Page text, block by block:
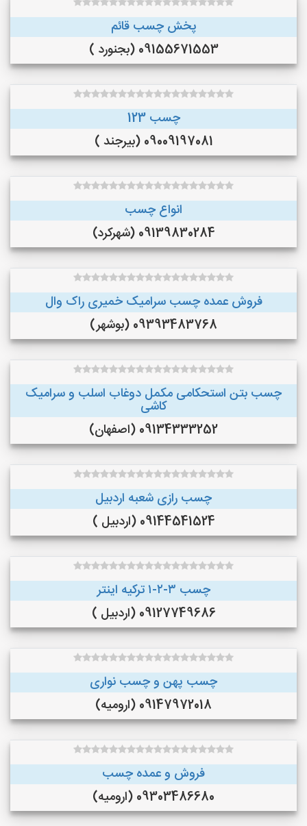
پخش چسب قائم
09155671553 (بجنورد )
چسب 123
09009197081 (بیرجند )
انواع چسب
09139830284 (شهرکرد)
فروش عمده چسب سرامیک خمیری راک وال
09393483768 (بوشهر)
چسب بتن استحکامی مکمل دوغاب اسلب و سرامیک
کاشی
09134333252 (اصفهان)
چسب رازی شعبه اردبیل
09144541524 (اردبیل )
چسب ۳-۲-۱ ترکیه اینتر
09127749686 (اردبیل )
چسب پهن و چسب نواری
09147972018 (ارومیه)
فروش و عمده چسب
09303486680 (ارومیه)